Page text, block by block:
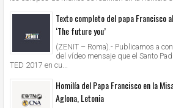
Texto completo del papa Francisco
‘The future you’
(ZENIT – Roma).- Publicamos a
del vídeo mensaje que el Santo
TED 2017 en cu...
Homilía del Papa Francisco en la
Aglona, Letonia